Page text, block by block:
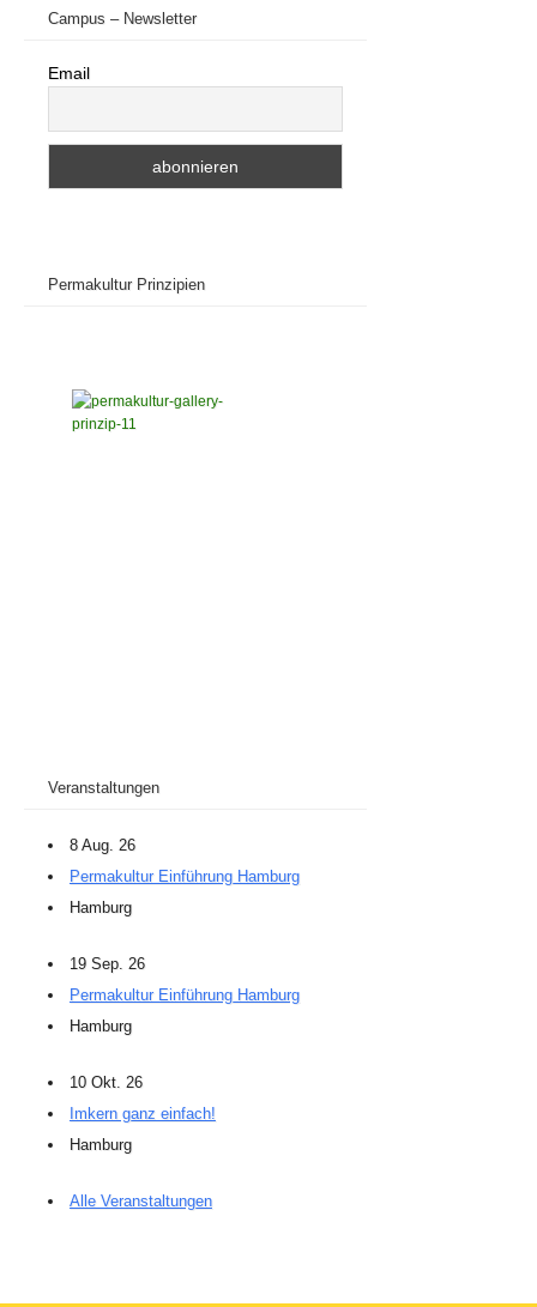
Campus – Newsletter
Email
Permakultur Prinzipien
Veranstaltungen
8 Aug. 26
Permakultur Einführung Hamburg
Hamburg
19 Sep. 26
Permakultur Einführung Hamburg
Hamburg
10 Okt. 26
Imkern ganz einfach!
Hamburg
Alle Veranstaltungen